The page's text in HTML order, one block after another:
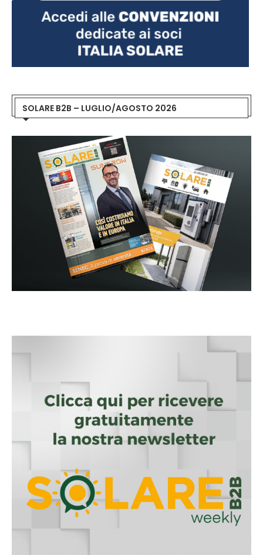
SOLARE B2B – LUGLIO/AGOSTO 2026